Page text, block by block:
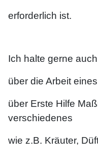
erforderlich ist.
Ich halte gerne
über die Arbeit
über Erste Hilfe
verschiedenes
wie z.B. Kräuter,